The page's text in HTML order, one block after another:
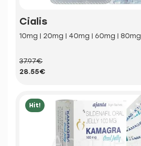
Cialis
10mg | 20mg | 40mg | 60mg | 80mg
37.97€
28.55€
Hit!